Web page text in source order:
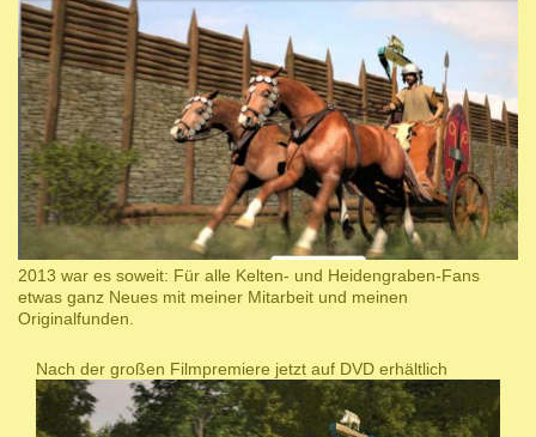
2013 war es soweit: Für alle Kelten- und Heidengraben-Fans
etwas ganz Neues mit meiner Mitarbeit und meinen
Originalfunden.
Nach der großen Filmpremiere jetzt auf DVD erhältlich